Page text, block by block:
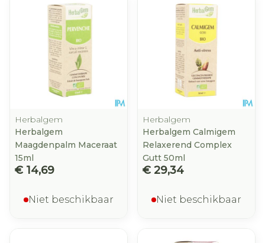
Herbalgem
Herbalgem
Maagdenpalm Maceraat
15ml
€ 14,69
Niet beschikbaar
Herbalgem
Herbalgem Calmigem
Relaxerend Complex
Gutt 50ml
€ 29,34
Niet beschikbaar